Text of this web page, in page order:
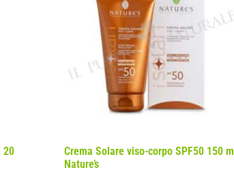
20
Crema Solare viso-corpo SPF50 150 ml
Nature’s